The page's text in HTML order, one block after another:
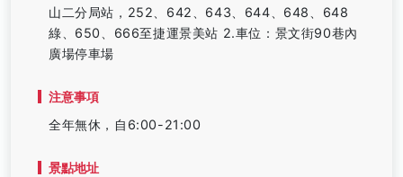
山二分局站，252、642、643、644、648、648
綠、650、666至捷運景美站 2.車位：景文街90巷內
廣場停車場
注意事項
全年無休，自6:00-21:00
景點地址